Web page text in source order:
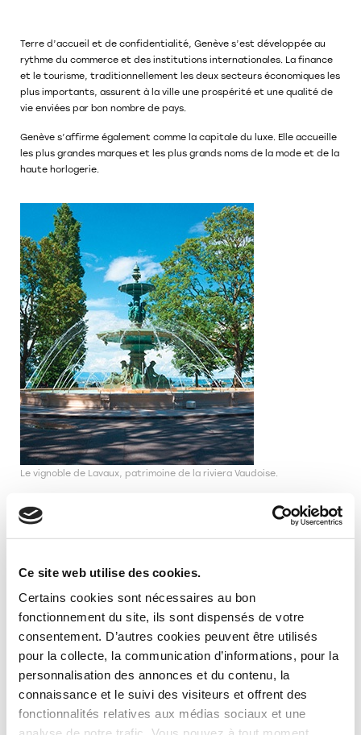
Ce site web utilise des cookies.
Certains cookies sont nécessaires au bon
fonctionnement du site, ils sont dispensés de votre
consentement. D’autres cookies peuvent être utilisés
pour la collecte, la communication d’informations, pour la
personnalisation des annonces et du contenu, la
connaissance et le suivi des visiteurs et offrent des
fonctionnalités relatives aux médias sociaux et une
Terre d’accueil et de confidentialité, Genève s’est développée au
rythme du commerce et des institutions internationales. La finance
et le tourisme, traditionnellement les deux secteurs économiques les
plus importants, assurent à la ville une prospérité et une qualité de
vie enviées par bon nombre de pays.
Genève s’affirme également comme la capitale du luxe. Elle accueille
les plus grandes marques et les plus grands noms de la mode et de la
haute horlogerie.
Le vignoble de Lavaux, patrimoine de la riviera Vaudoise.